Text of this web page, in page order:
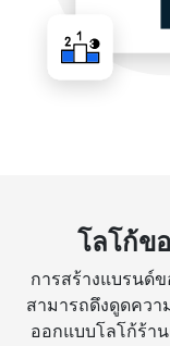
โลโก้ข
การสร้างแบรนด์
สามารถดึงดูดควา
ออกแบบโลโก้ร้า